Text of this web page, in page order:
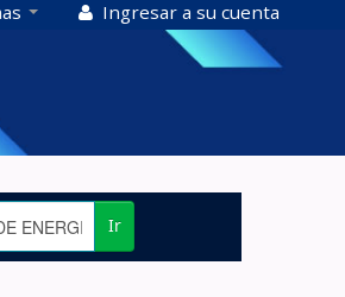
Ingresar a su cuenta
Ir